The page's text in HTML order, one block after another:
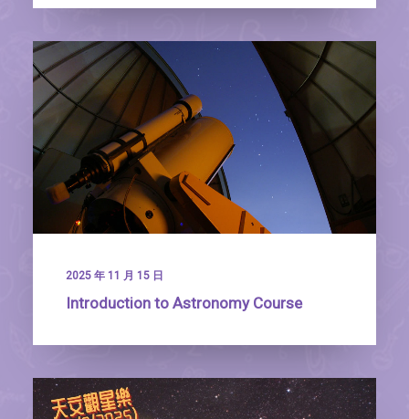
2025 年 11 月 15 日
Introduction to Astronomy Course